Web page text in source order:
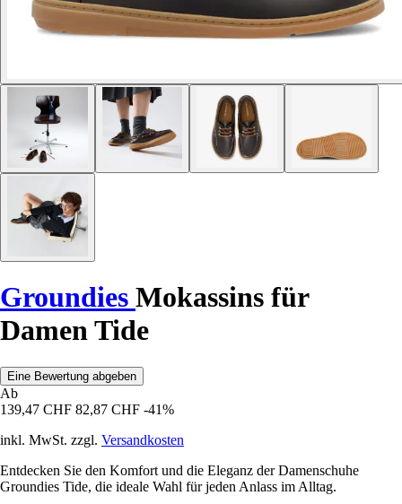
Groundies Mokassins für
Damen Tide
Eine Bewertung abgeben
Ab
139,47 CHF 82,87 CHF -41%
inkl. MwSt. zzgl. Versandkosten
Entdecken Sie den Komfort und die Eleganz der Damenschuhe
Groundies Tide, die ideale Wahl für jeden Anlass im Alltag.